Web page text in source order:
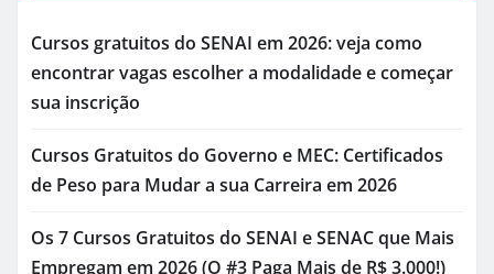
Cursos gratuitos do SENAI em 2026: veja como
encontrar vagas escolher a modalidade e começar
sua inscrição
Cursos Gratuitos do Governo e MEC: Certificados
de Peso para Mudar a sua Carreira em 2026
Os 7 Cursos Gratuitos do SENAI e SENAC que Mais
Empregam em 2026 (O #3 Paga Mais de R$ 3.000!)